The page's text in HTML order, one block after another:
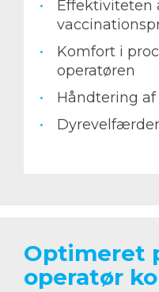
Effektiviteten
Komfort i
operatøren
Håndtering af
Optimeret
operatør